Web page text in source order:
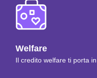
Welfare
Il credito welfare ti porta in